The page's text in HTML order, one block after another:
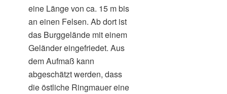
eine Länge von ca. 15 m bis
an einen Felsen. Ab dort ist
das Burggelände mit einem
Geländer eingefriedet. Aus
dem Aufmaß kann
abgeschätzt werden, dass
die östliche Ringmauer eine